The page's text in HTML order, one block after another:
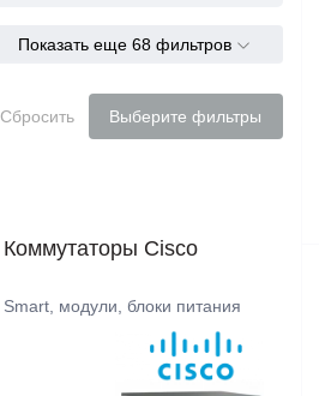
Показать еще 68 фильтров
Сбросить Выберите фильтры
Коммутаторы Cisco
Smart, модули, блоки питания